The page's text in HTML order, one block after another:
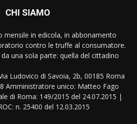
CHI SIAMO
mensile in edicola, in abbonamento
contro le truffe al consumatore.
una sola parte: quella del cittadino
Ludovico di Savoia, 2b, 00185 Roma
Amministratore unico: Matteo Fago
di Roma: 149/2015 del 24.07.2015 |
n. 25400 del 12.03.2015